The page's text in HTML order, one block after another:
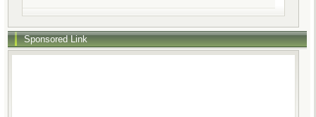
Sponsored Link